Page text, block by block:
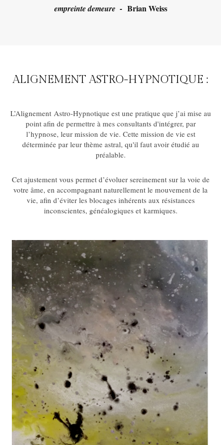
empreinte demeure - Brian Weiss
ALIGNEMENT ASTRO-HYPNOTIQUE :
L’Alignement Astro-Hypnotique est une pratique que j’ai mise au
point afin de permettre à mes consultants d'intégrer, par
l’hypnose, leur mission de vie. Cette mission de vie est
déterminée par leur thème astral, qu'il faut avoir étudié au
préalable.
Cet ajustement vous permet d’évoluer sereinement sur la voie de
votre âme, en accompagnant naturellement le mouvement de la
vie, afin d’éviter les blocages inhérents aux résistances
inconscientes, généalogiques et karmiques.